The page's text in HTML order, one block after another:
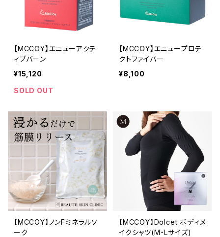
【MCCOY】エニューアクテ
ィブバーン
¥15,120
SOLD OUT
【MCCOY】エニュープロテ
クトファイバー
¥8,100
【MCCOY】ノンFミネラルソ
ーク
【MCCOY】Dolcet ボディメ
イクシャツ(M・Lサイズ)